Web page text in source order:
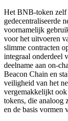
Het BNB-token zelf
gedecentraliseerde
voornamelijk
voor het uitvoeren
slimme contracten
integraal onderdeel
deelname aan on-
Beacon Chain en
veiligheid van het
vergemakkelijkt ook
tokens, die analoog
en de basis vormen